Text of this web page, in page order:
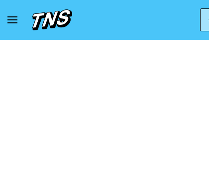
Accueil UGG Ugg